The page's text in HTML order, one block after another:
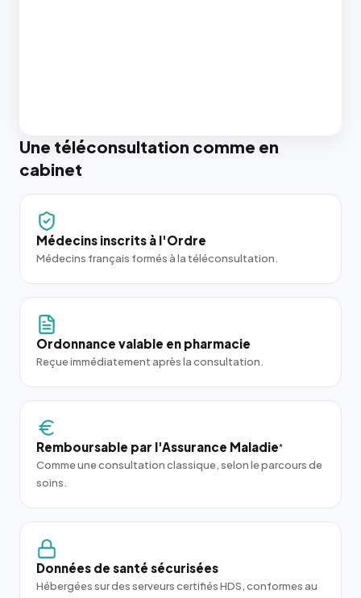
Une téléconsultation comme en
cabinet
Médecins inscrits à l'Ordre
Médecins français formés à la téléconsultation.
Ordonnance valable en pharmacie
Reçue immédiatement après la consultation.
Remboursable par l'Assurance Maladie*
Comme une consultation classique, selon le parcours de
soins.
Données de santé sécurisées
Hébergées sur des serveurs certifiés HDS, conformes au